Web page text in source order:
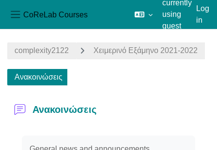
CoReLab Courses
currently
using
guest
Log
in
complexity2122 Χειμερινό Εξάμηνο 2021-2022
Ανακοινώσεις
Ανακοινώσεις